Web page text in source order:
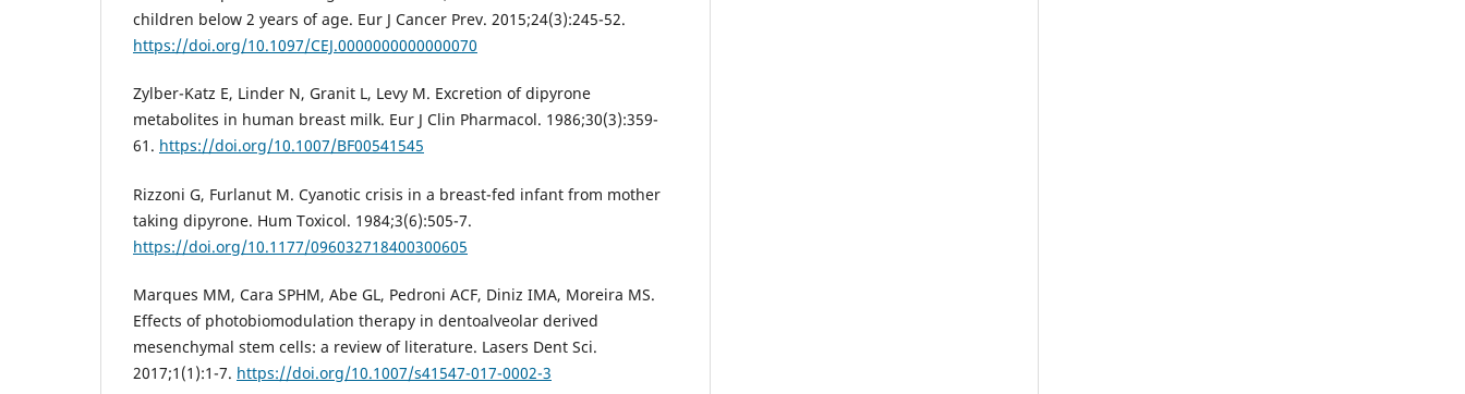
children below 2 years of age. Eur J Cancer Prev. 2015;24(3):245-52.
https://doi.org/10.1097/CEJ.0000000000000070
Zylber-Katz E, Linder N, Granit L, Levy M. Excretion of dipyrone
metabolites in human breast milk. Eur J Clin Pharmacol. 1986;30(3):359-
61. https://doi.org/10.1007/BF00541545
Rizzoni G, Furlanut M. Cyanotic crisis in a breast-fed infant from mother
taking dipyrone. Hum Toxicol. 1984;3(6):505-7.
https://doi.org/10.1177/096032718400300605
Marques MM, Cara SPHM, Abe GL, Pedroni ACF, Diniz IMA, Moreira MS.
Effects of photobiomodulation therapy in dentoalveolar derived
mesenchymal stem cells: a review of literature. Lasers Dent Sci.
2017;1(1):1-7. https://doi.org/10.1007/s41547-017-0002-3